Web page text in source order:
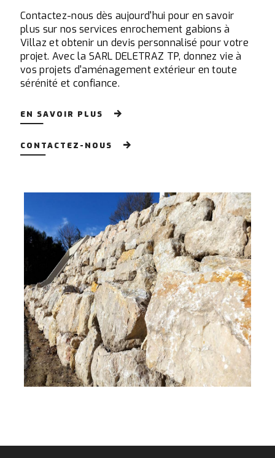
Contactez-nous dès aujourd'hui pour en savoir
plus sur nos services enrochement gabions à
Villaz et obtenir un devis personnalisé pour votre
projet. Avec la SARL DELETRAZ TP, donnez vie à
vos projets d'aménagement extérieur en toute
sérénité et confiance.
EN SAVOIR PLUS
CONTACTEZ-NOUS